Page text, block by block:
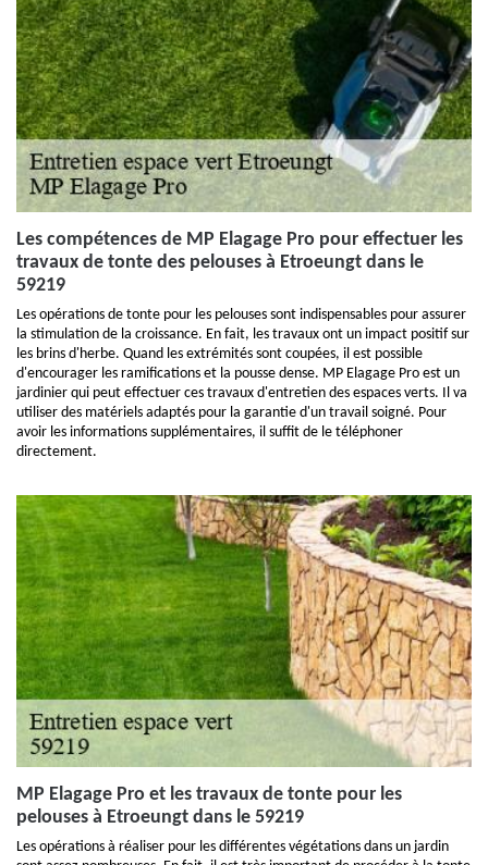
Les compétences de MP Elagage Pro pour effectuer les
travaux de tonte des pelouses à Etroeungt dans le
59219
Les opérations de tonte pour les pelouses sont indispensables pour assurer
la stimulation de la croissance. En fait, les travaux ont un impact positif sur
les brins d'herbe. Quand les extrémités sont coupées, il est possible
d'encourager les ramifications et la pousse dense. MP Elagage Pro est un
jardinier qui peut effectuer ces travaux d'entretien des espaces verts. Il va
utiliser des matériels adaptés pour la garantie d'un travail soigné. Pour
avoir les informations supplémentaires, il suffit de le téléphoner
directement.
MP Elagage Pro et les travaux de tonte pour les
pelouses à Etroeungt dans le 59219
Les opérations à réaliser pour les différentes végétations dans un jardin